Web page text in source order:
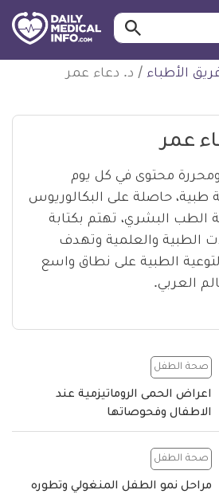
طبية
ابحث…
الأطباء / د. دعاء عمر
عمر
محتوى في كل يوم
طبية، حاصلة على البكالوريوس
الطب البشري، تهتم بكتابة
الطبية والعلمية وتهدف
الطبية على نطاق واسع
العربي.
صحة الطفل
اعراض الحمى الروماتيزمية عند
الاطفال وفحوصاتها
صحة الطفل
مراحل نمو الطفل المنغولي وتطوره